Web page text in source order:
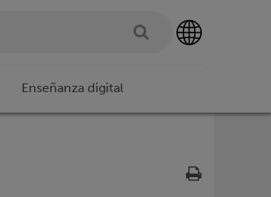
Enseñanza digital